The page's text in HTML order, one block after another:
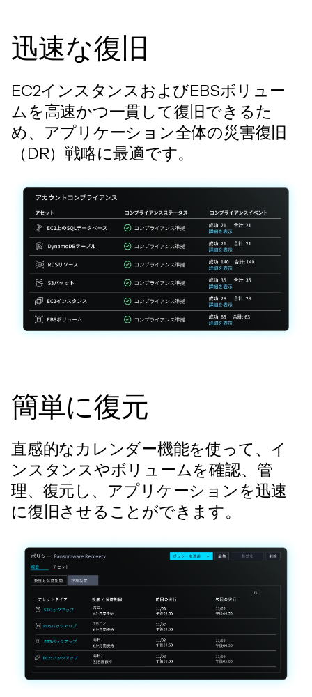
迅速な復旧
EC2インスタンスおよびEBSボリュー
ムを高速かつ一貫して復旧できるた
め、アプリケーション全体の災害復旧
（DR）戦略に最適です。
簡単に復元
直感的なカレンダー機能を使って、イ
ンスタンスやボリュームを確認、管
理、復元し、アプリケーションを迅速
に復旧させることができます。